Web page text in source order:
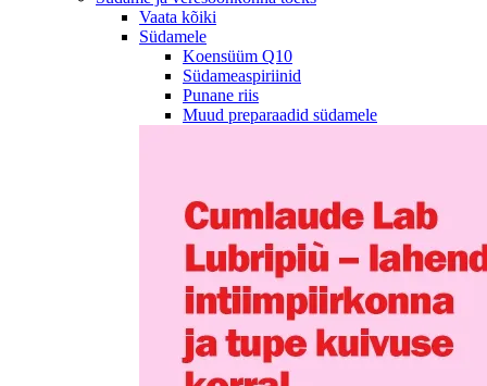
Vaata kõiki
Südamele
Koensüüm Q10
Südameaspiriinid
Punane riis
Muud preparaadid südamele